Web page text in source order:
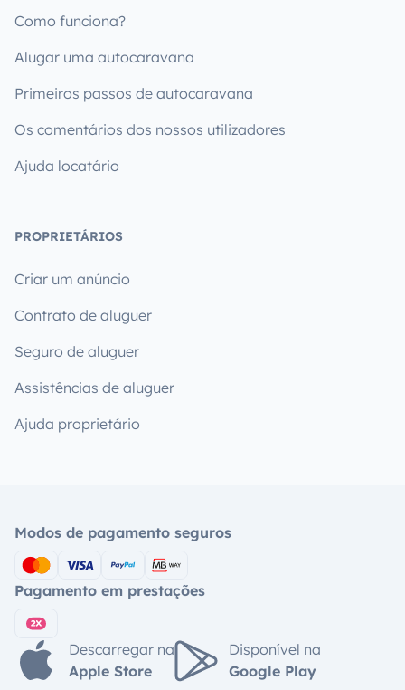
Como funciona?
Alugar uma autocaravana
Primeiros passos de autocaravana
Os comentários dos nossos utilizadores
Ajuda locatário
PROPRIETÁRIOS
Criar um anúncio
Contrato de aluguer
Seguro de aluguer
Assistências de aluguer
Ajuda proprietário
Modos de pagamento seguros
Pagamento em prestações
Descarregar na
Apple Store
Disponível na
Google Play